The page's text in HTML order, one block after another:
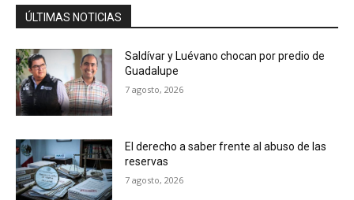
ÚLTIMAS NOTICIAS
Saldívar y Luévano chocan por predio de
Guadalupe
7 agosto, 2026
El derecho a saber frente al abuso de las
reservas
7 agosto, 2026